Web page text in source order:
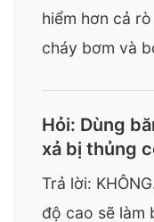
hiểm hơn cả
cháy bơm và
Hỏi: Dùng
xả bị thủng
Trả lời:
độ cao sẽ làm